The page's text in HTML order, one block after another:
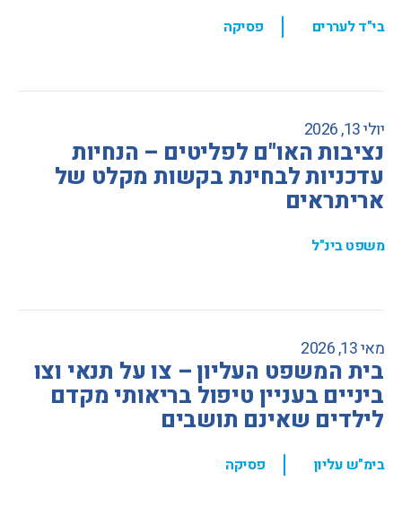
בי"ד לעררים , פסיקה
יולי 13, 2026
נציבות האו"ם לפליטים – הנחיות
עדכניות לבחינת בקשות מקלט של
אריתראים
משפט בינ"ל
מאי 13, 2026
בית המשפט העליון – צו על תנאי וצו
ביניים בעניין טיפול בריאותי מקדם
לילדים שאינם תושבים
בימ"ש עליון , פסיקה